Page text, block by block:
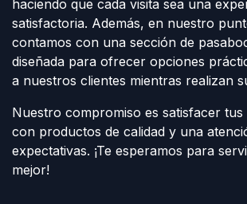
haciendo que cada visita sea una
satisfactoria. Además, en nuestro
contamos con una sección de
diseñada para ofrecer opciones
a nuestros clientes mientras realizan
Nuestro compromiso es satisfacer tus
con productos de calidad y una
expectativas. ¡Te esperamos para
mejor!